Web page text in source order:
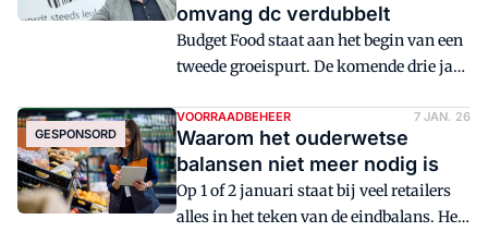
omvang dc verdubbelt
Budget Food staat aan het begin van een
tweede groeispurt. De komende drie jaar
in het oosten en noorden van Nederland
nieuwe vestigingspunten. Om die reden
groeit het distributiecentrum op het
hoofdkantoor in Middenmeer bijna uit
tot tweemaal de huidige oppervlakte.
GESPONSORD
VOORRAADBEHEER 7 JAN. 26
Waarom het ouderwetse
balansen niet meer nodig is
Op 1 of 2 januari staat bij veel retailers
alles in het teken van de eindbalans. Het